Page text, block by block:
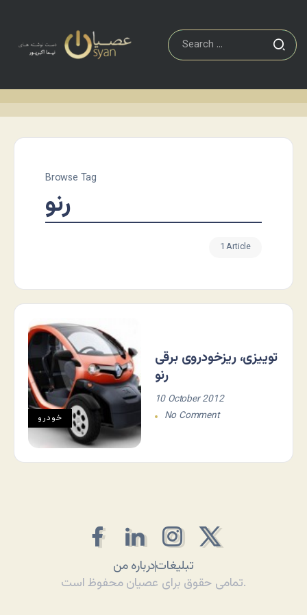
Browse Tag
رنو
1 Article
خودرو
توییزی، ریزخودروی برقی
رنو
10 October 2012
No Comment
درباره منتبلیغات
تمامی حقوق برای عصیان محفوظ است.